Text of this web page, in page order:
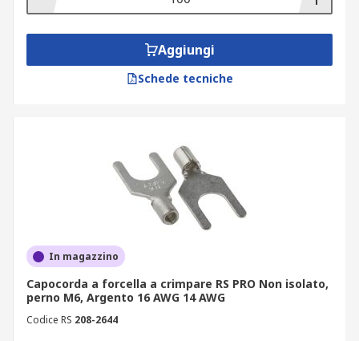
Aggiungi
Schede tecniche
In magazzino
Capocorda a forcella a crimpare RS PRO Non isolato,
perno M6, Argento 16 AWG 14 AWG
Codice RS 208-2644